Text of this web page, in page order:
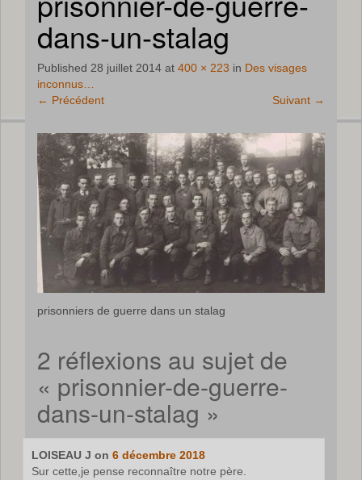
dans-un-stalag
Published 28 juillet 2014 at 400 × 223 in Des visages
inconnus…
← Précédent Suivant →
prisonniers de guerre dans un stalag
2 réflexions au sujet de
« prisonnier-de-guerre-
dans-un-stalag »
LOISEAU J on6 décembre 2018
Sur cette,je pense reconnaître notre père.